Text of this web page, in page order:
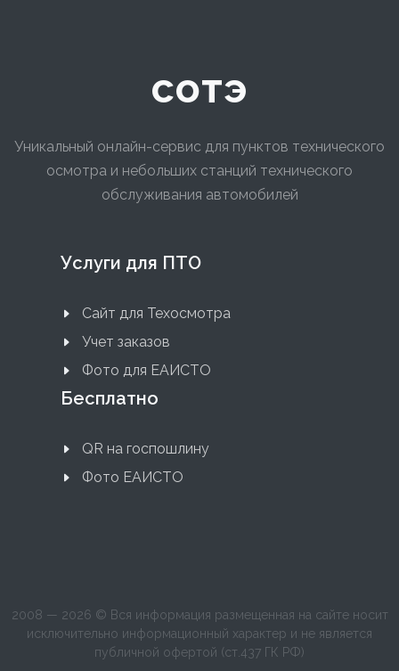
сотэ
Уникальный онлайн-сервис для пунктов технического
осмотра и небольших станций технического
обслуживания автомобилей
Услуги для ПТО
Сайт для Техосмотра
Учет заказов
Фото для ЕАИСТО
Бесплатно
QR на госпошлину
Фото ЕАИСТО
2008 — 2026 © Вся информация размещенная на сайте носит
исключительно информационный характер и не является
публичной офертой (ст.437 ГК РФ)